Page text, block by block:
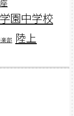
園中学校
部 陸上